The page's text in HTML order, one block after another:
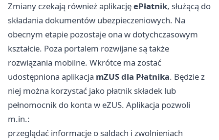
Zmiany czekają również aplikacjęePłatnik, służącą do
składania dokumentów ubezpieczeniowych. Na
obecnym etapie pozostaje ona w dotychczasowym
kształcie. Poza portalem rozwijane są także
rozwiązania mobilne. Wkrótce ma zostać
udostępniona aplikacja mZUS dla Płatnika. Będzie z
niej można korzystać jako płatnik składek lub
pełnomocnik do konta w eZUS. Aplikacja pozwoli
m.in.:
przeglądać informacje o saldach i zwolnieniach